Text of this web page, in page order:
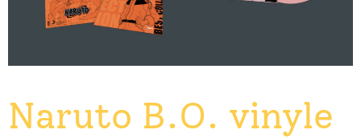
Naruto B.O. vinyle